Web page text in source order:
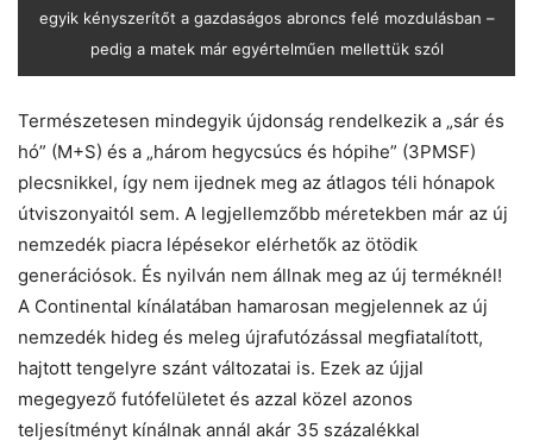
egyik kényszerítőt a gazdaságos abroncs felé mozdulásban –
pedig a matek már egyértelműen mellettük szól
Természetesen mindegyik újdonság rendelkezik a „sár és
hó” (M+S) és a „három hegycsúcs és hópihe” (3PMSF)
plecsnikkel, így nem ijednek meg az átlagos téli hónapok
útviszonyaitól sem. A legjellemzőbb méretekben már az új
nemzedék piacra lépésekor elérhetők az ötödik
generációsok. És nyilván nem állnak meg az új terméknél!
A Continental kínálatában hamarosan megjelennek az új
nemzedék hideg és meleg újrafutózással megfiatalított,
hajtott tengelyre szánt változatai is. Ezek az újjal
megegyező futófelületet és azzal közel azonos
teljesítményt kínálnak annál akár 35 százalékkal